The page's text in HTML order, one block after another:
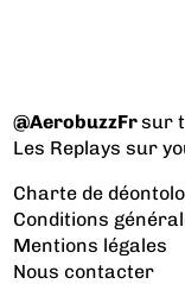
@AerobuzzFrsur
Les Replays sur
Charte de
Conditions
Mentions légales
Nous contacter